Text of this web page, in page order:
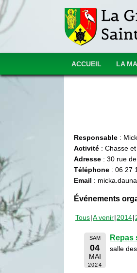
ACCUEIL LA
Responsable :
Activité : Chasse
Adresse : 30 rue
Téléphone : 06 27
Email :
Événements
Tous A venir 2014
SAM
04
MAI
2024
Repas
salle